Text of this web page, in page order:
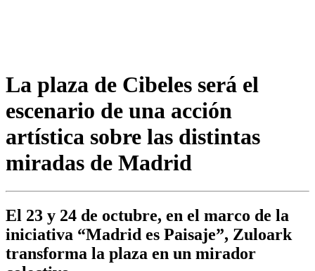
La plaza de Cibeles será el
escenario de una acción
artística sobre las distintas
miradas de Madrid
El 23 y 24 de octubre, en el marco de la
iniciativa “Madrid es Paisaje”, Zuloark
transforma la plaza en un mirador